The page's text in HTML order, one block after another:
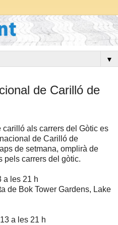
▼
de Carilló de
carilló als carrers del Gòtic es
de Carilló de
de setmana, omplirà de
pels carrers del gòtic.
a les 21 h
de Bok Tower Gardens, Lake
a les 21 h